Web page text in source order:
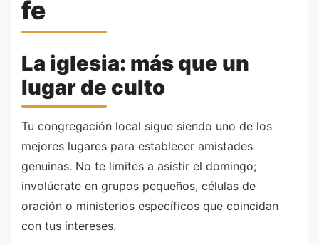
fe
La iglesia: más que un
lugar de culto
Tu congregación local sigue siendo uno de los
mejores lugares para establecer amistades
genuinas. No te limites a asistir el domingo;
involúcrate en grupos pequeños, células de
oración o ministerios específicos que coincidan
con tus intereses.